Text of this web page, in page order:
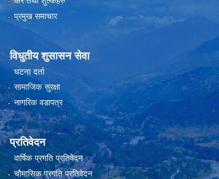
प्रमुख समाचार
विधुतीय शुसासन सेवा
घटना दर्ता
सामाजिक सुरक्षा
नागरिक वडापत्र
प्रतिवेदन
वार्षिक प्रगति प्रतिवेदन
चौमासिक प्रगति प्रतिवेदन